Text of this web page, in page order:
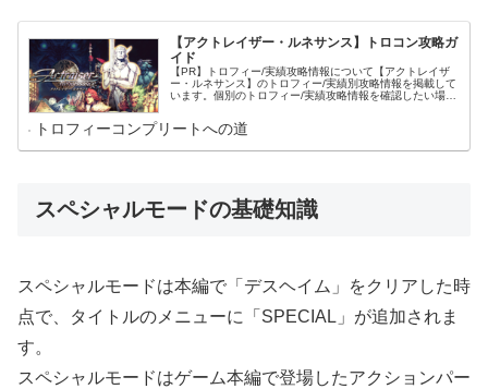
【アクトレイザー・ルネサンス】トロコン攻略ガ
イド
【PR】トロフィー/実績攻略情報について【アクトレイザ
ー・ルネサンス】のトロフィー/実績別攻略情報を掲載して
います。個別のトロフィー/実績攻略情報を確認したい場合
トロフィーコンプリートへの道
スペシャルモードの基礎知識
スペシャルモードは本編で「デスヘイム」をクリアした時
点で、タイトルのメニューに「SPECIAL」が追加されま
す。
スペシャルモードはゲーム本編で登場したアクションパー